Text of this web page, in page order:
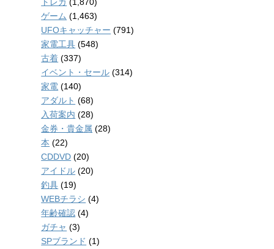
ゲーム (1,463)
UFOキャッチャー (791)
家電工具 (548)
古着 (337)
イベント・セール (314)
家電 (140)
アダルト (68)
入荷案内 (28)
金券・貴金属 (28)
本 (22)
CDDVD (20)
アイドル (20)
釣具 (19)
WEBチラシ (4)
年齢確認 (4)
ガチャ (3)
SPブランド (1)